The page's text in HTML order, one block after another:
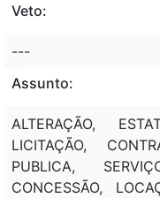
Veto:
---
Assunto:
ALTERAÇÃO,
LICITAÇÃO,
PUBLICA,
CONCESSÃO,